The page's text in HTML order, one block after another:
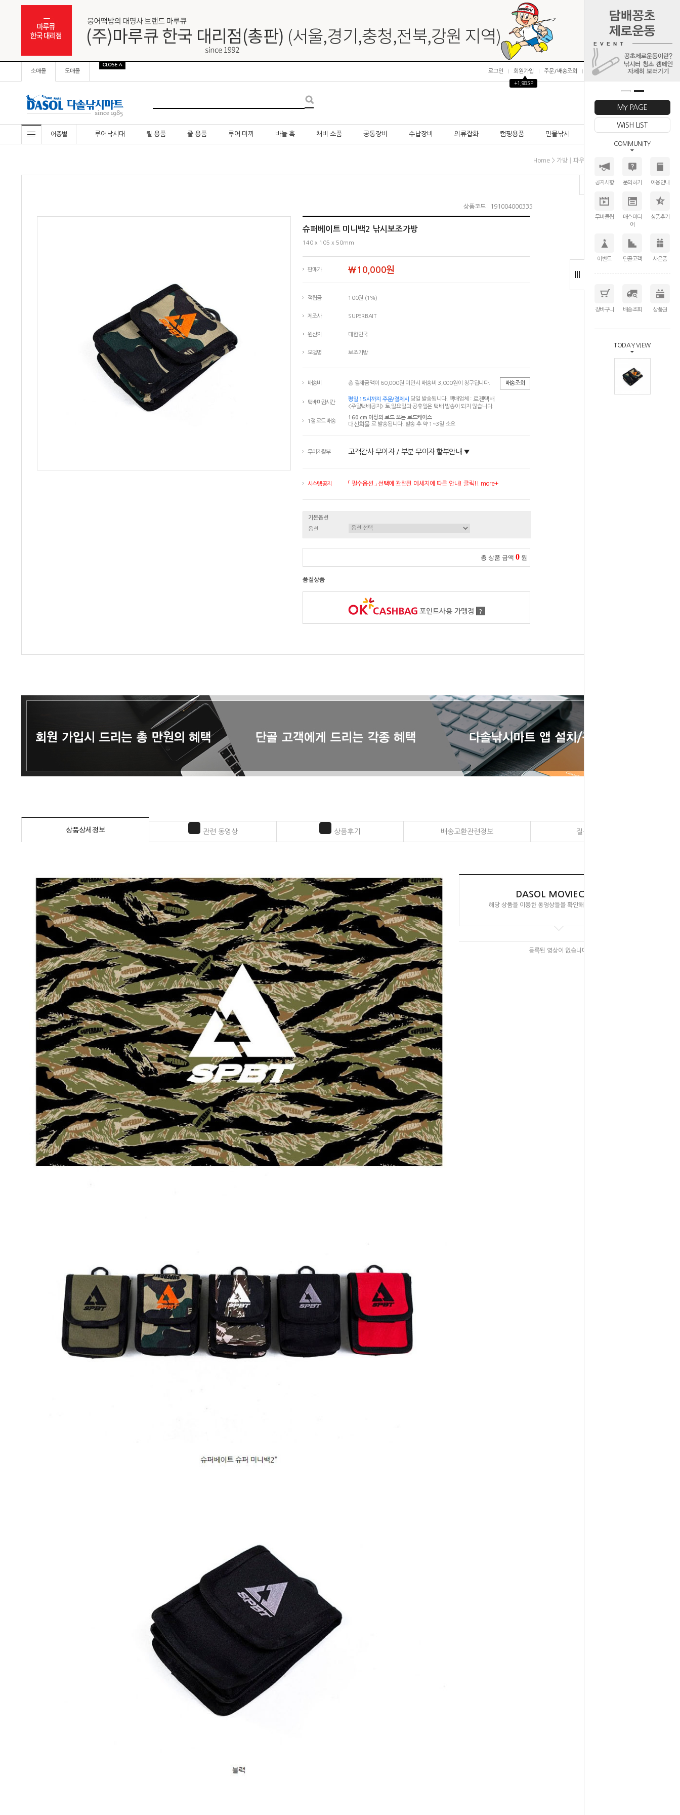
MY PAGE
WISH LIST
COMMUNITY
공지사항 문의하기 이용안내
무비클립
매스미디
어
상품후기
이벤트 단골고객 사은품
장바구니 배송조회 상품권
TODAY VIEW
소매몰 도매몰 로그인 회원가입
▲
+1,985P
주문/배송조회 마이페이지
어종별 루어낚시대 릴·용품 줄·용품 루어·미끼 바늘·훅 채비·소품 공통장비 수납장비 의류잡화 캠핑용품 민물낚시 바다낚시
Home > 가방│파우치│방수망
상품코드 : 191004000335
슈퍼베이트 미니백2 낚시보조가방
140 x 105 x 50mm
판매가 ￦10,000원
적립금 100원 (1%)
제조사 SUPERBAIT
원산지 대한민국
모델명 보조가방
배송비 총 결제금액이 60,000원 미만시 배송비 3,000원이 청구됩니다. 배송조회
택배마감시간
평일 15시까지 주문/결제시 당일 발송됩니다. 택배업체 : 로젠택배
<주말택배공지> 토,일요일과 공휴일은 택배 발송이 되지 않습니다.
1절 로드 배송
160 cm 이상의 로드 또는 로드케이스
대신화물 로 발송됩니다. 발송 후 약 1~3일 소요
무이자할부 고객감사 무이자 / 부분 무이자 할부안내 ▼
시스템 공지 「 필수옵션 」 선택에 관련된 메세지에 따른 안내! 클릭!! more+
기본옵션
옵션
총 상품 금액 0 원
품절상품
포인트사용 가맹점 ?
상품상세정보 관련 동영상 상품후기 배송교환관련정보 질문과 대답
DASOL MOVIECLIPS
해당 상품을 이용한 동영상들을 확인해 보실 수 있습니다.
등록된 영상이 없습니다.